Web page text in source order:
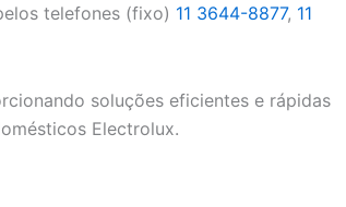
telefones (fixo) 11 3644-8877, 11
soluções eficientes e rápidas
Electrolux.